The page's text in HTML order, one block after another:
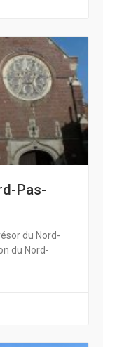
Pas-
du Nord-
du Nord-